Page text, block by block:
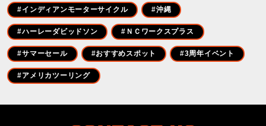
#インディアンモーターサイクル #沖縄
#ハーレーダビッドソン #ＮＣワークスプラス
#サマーセール #おすすめスポット #3周年イベント
#アメリカツーリング